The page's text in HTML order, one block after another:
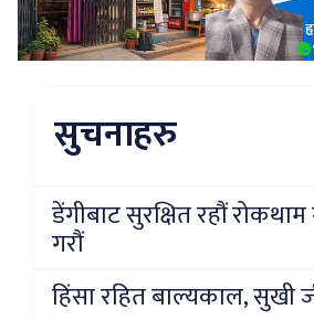
सुचनाहरु
डेंगीबाट सुरक्षित रहौं रोकथाम
गरौं
हिंसा रहित बाल्यकाल, सुखी